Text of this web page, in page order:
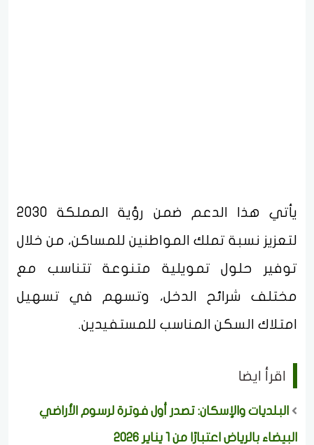
يأتي هذا الدعم ضمن رؤية المملكة 2030
لتعزيز نسبة تملك المواطنين للمساكن، من خلال
توفير حلول تمويلية متنوعة تتناسب مع
مختلف شرائح الدخل، وتسهم في تسهيل
امتلاك السكن المناسب للمستفيدين.
اقرأ ايضا
البلديات والإسكان: تصدر أول فوترة لرسوم الأراضي
البيضاء بالرياض اعتبارًا من 1 يناير 2026